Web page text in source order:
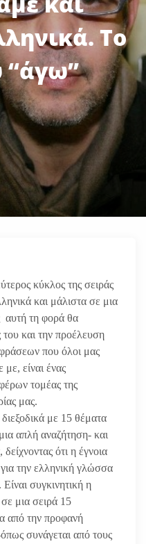
Το
“άγω”
κύκλος της σειράς
και μάλιστα σε μια
αυτή τη φορά θα
του και την προέλευση
που όλοι μας
με, είναι ένας
τομέας της
μας.
με 15 θέματα
απλή αναζήτηση- και
ότι η έγνοια
την ελληνική γλώσσα
συγκινητική η
μια σειρά 15
από την προφανή
συνάγεται από τους